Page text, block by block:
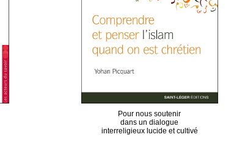
Pour nous soutenir
dans un dialogue
interreligieux lucide et cultivé